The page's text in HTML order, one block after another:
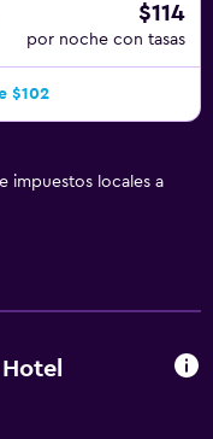
$114
por noche con tasas
$102
impuestos locales a